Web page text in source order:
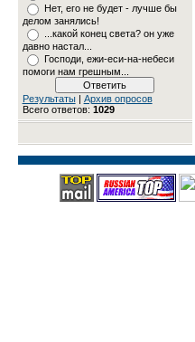
Нет, его не будет - лучше бы
делом занялись!
...какой конец света? он уже
давно настал...
Господи, ежи-еси-на-небеси
помоги нам грешным...
Результаты| Архив опросов
Всего ответов: 1029